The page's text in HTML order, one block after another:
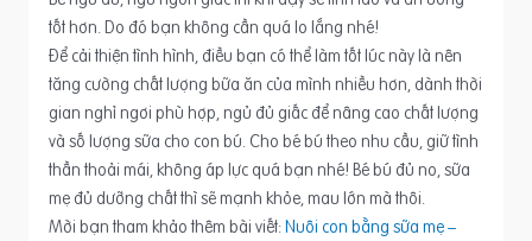
tốt hơn. Do đó bạn không cần quá lo lắng nhé!
Để cải thiện tình hình, điều bạn có thể làm tốt lúc này là nên
tăng cường chất lượng bữa ăn của mình nhiều hơn, dành thời
gian nghỉ ngơi phù hợp, ngủ đủ giấc để nâng cao chất lượng
và số lượng sữa cho con bú. Cho bé bú theo nhu cầu, giữ tình
thần thoải mái, không áp lực quá bạn nhé! Bé bú đủ no, sữa
mẹ đủ dưỡng chất thì sẽ mạnh khỏe, mau lớn mà thôi.
Mời bạn tham khảo thêm bài viết:Nuôi con bằng sữa mẹ –